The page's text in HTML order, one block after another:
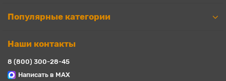
Популярные категории
Наши контакты
8 (800) 300-28-45
Написать в MAX